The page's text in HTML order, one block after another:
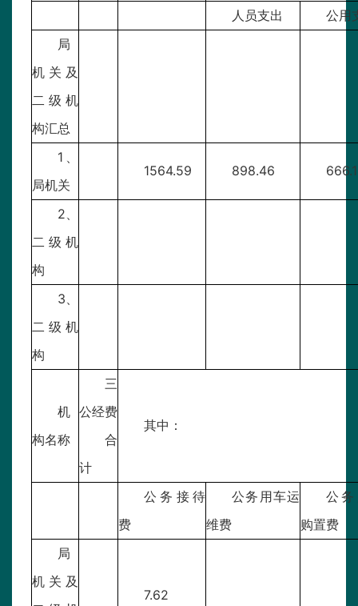
人员支出
公用
局
机关及
二级机
构汇总
1、
局机关
1564.59 898.46
2、
二级机
构
3、
二级机
构
机
构名称
三
公经费
合
计
其中：
公务接待
费
公务用车运
维费
公
购置费
局
机关及
7.62